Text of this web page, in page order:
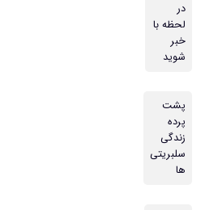
در
لحظه با
خبر
شوید
پشت
پرده
زندگی
سلبریتی
ها